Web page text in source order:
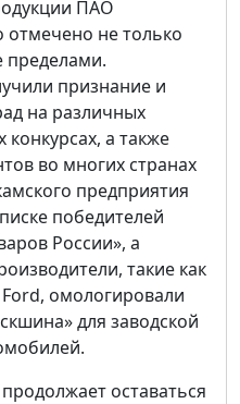
ПAO
не только
пределами.
признание и
на различных
а также
во многих странах
предприятия
победителей
России», а
такие как
омологировали
для заводской
оставаться